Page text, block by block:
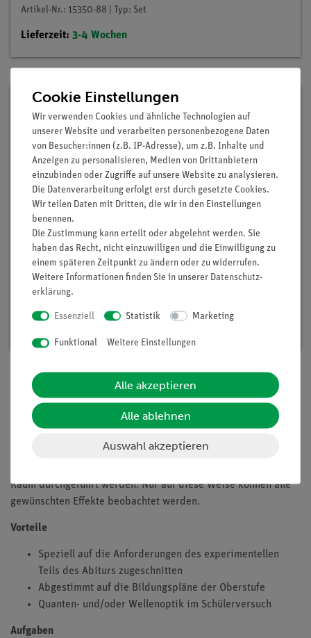
Artikel-Nr.: 15350-88 | Typ: Set
Lieferzeit: 3-4 Wochen
Set Schülerversuche Optik/Atomphysik digital
Artikel-Nr.: 15350-88D | Typ: Set
Beschreibung
Raum durchgeführt werden. Nur auf diese Weise können alle
gewünschten Effekte beobachtet werden.
Vorteile
Speziell auf die Anforderungen des experimentellen
Teils des Abiturs zugeschnitten
Abgestimmt auf die Bildungspläne der Oberstufe
Quanten- und/oder Wellenoptik im Schülerversuch
Aufgaben
Cookie Einstellungen
Wir verwenden Cookies und ähnliche Technologien auf
unserer Website und verarbeiten personenbezogene Daten
von Besucher:innen (z.B. IP-Adresse), um z.B. Inhalte und
Anzeigen zu personalisieren, Medien von Drittanbietern
einzubinden oder Zugriffe auf unsere Website zu analysieren.
Die Datenverarbeitung erfolgt erst durch gesetzte Cookies.
Wir teilen Daten mit Dritten, die wir in den Einstellungen
benennen.
Die Zustimmung kann erteilt oder abgelehnt werden. Sie
haben das Recht, nicht einzuwilligen und die Einwilligung zu
einem späteren Zeitpunkt zu ändern oder zu widerrufen.
Weitere Informationen finden Sie in unserer Daten­schutz­
erklärung.
Essenziell Statistik Marketing
Funktional Weitere Einstellungen
Alle akzeptieren
Alle ablehnen
Auswahl akzeptieren